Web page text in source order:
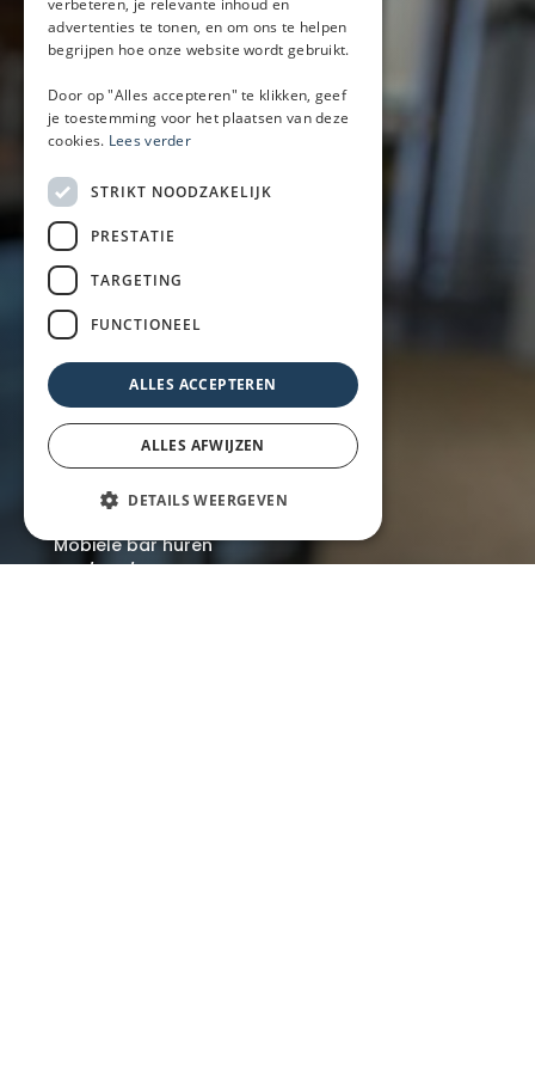
+31 (0)6-52335844
info@baronwheels.nl
Contact
Handige links
Mobiele bar
Inspiratie
Zakelijk
Over ons
Blog
Locaties
Mobiele bar
Mobiele bar huren
verbeteren, je relevante inhoud en
advertenties te tonen, en om ons te helpen
begrijpen hoe onze website wordt gebruikt.
Door op "Alles accepteren" te klikken, geef
je toestemming voor het plaatsen van deze
cookies. Lees verder
STRIKT NOODZAKELIJK
PRESTATIE
TARGETING
FUNCTIONEEL
ALLES ACCEPTEREN
ALLES AFWIJZEN
DETAILS WEERGEVEN